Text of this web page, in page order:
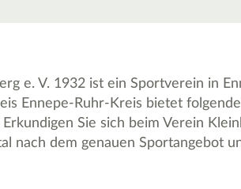
e. V. 1932 ist ein Sportverein in
Ennepe-Ruhr-Kreis bietet
Sie sich beim Verein
nach dem genauen Sportangebot